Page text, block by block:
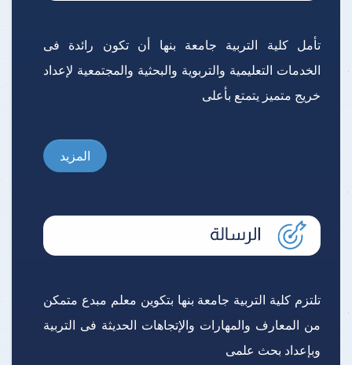
تأمل كلية التربية جامعة بنها أن تكون رائدة فى
الخدمات التعليمية والتربوية والبحثية والمجتمعية لإعداد
خريج متميز يتمتع بأعلى
المزيد
تلتزم كلية التربية جامعة بنها بتكوين معلم مبدع متمكن
من المعارف والمهارات والإتجاهات الحديثة فى التربية
وبإعداد بحث علمى